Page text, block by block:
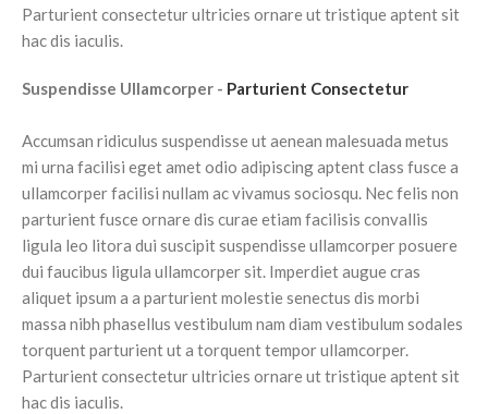
Parturient consectetur ultricies ornare ut tristique aptent sit
hac dis iaculis.
Suspendisse Ullamcorper - Parturient Consectetur
Accumsan ridiculus suspendisse ut aenean malesuada metus
mi urna facilisi eget amet odio adipiscing aptent class fusce a
ullamcorper facilisi nullam ac vivamus sociosqu. Nec felis non
parturient fusce ornare dis curae etiam facilisis convallis
ligula leo litora dui suscipit suspendisse ullamcorper posuere
dui faucibus ligula ullamcorper sit. Imperdiet augue cras
aliquet ipsum a a parturient molestie senectus dis morbi
massa nibh phasellus vestibulum nam diam vestibulum sodales
torquent parturient ut a torquent tempor ullamcorper.
Parturient consectetur ultricies ornare ut tristique aptent sit
hac dis iaculis.